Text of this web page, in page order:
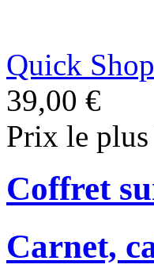
Quick Shop
39,00 €
Prix le plus
Coffret
Carnet,